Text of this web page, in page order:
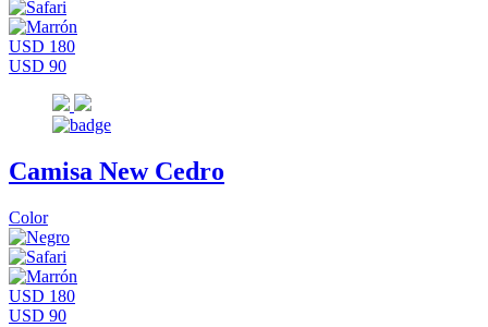
USD 180
USD 90
Camisa New Cedro
Color
USD 180
USD 90